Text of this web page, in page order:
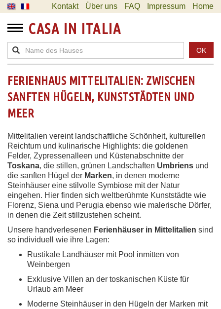
Kontakt Über uns FAQ Impressum Home
CASA IN ITALIA
OK
FERIENHAUS MITTELITALIEN: ZWISCHEN
SANFTEN HÜGELN, KUNSTSTÄDTEN UND
MEER
Mittelitalien vereint landschaftliche Schönheit, kulturellen
Reichtum und kulinarische Highlights: die goldenen
Felder, Zypressenalleen und Küstenabschnitte der
Toskana, die stillen, grünen Landschaften Umbriens und
die sanften Hügel der Marken, in denen moderne
Steinhäuser eine stilvolle Symbiose mit der Natur
eingehen. Hier finden sich weltberühmte Kunststädte wie
Florenz, Siena und Perugia ebenso wie malerische Dörfer,
in denen die Zeit stillzustehen scheint.
Unsere handverlesenen Ferienhäuser in Mittelitalien sind
so individuell wie ihre Lagen:
Rustikale Landhäuser mit Pool inmitten von
Weinbergen
Exklusive Villen an der toskanischen Küste für
Urlaub am Meer
Moderne Steinhäuser in den Hügeln der Marken mit